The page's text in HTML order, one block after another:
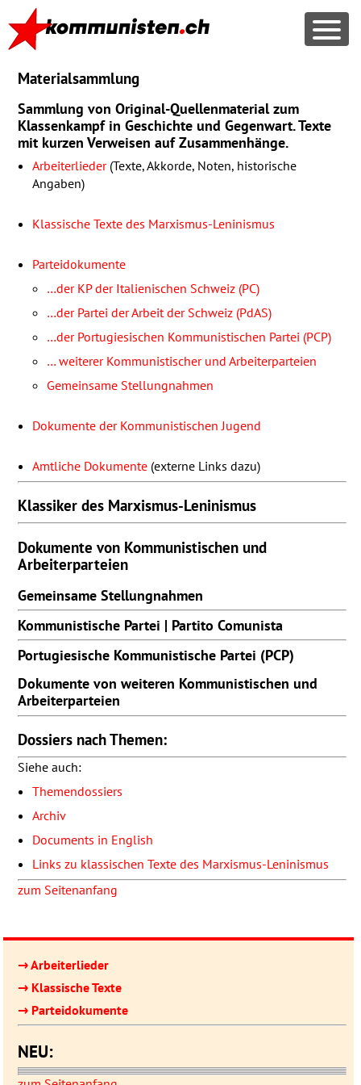
Materialsammlung
Sammlung von Original-Quellenmaterial zum
Klassenkampf in Geschichte und Gegenwart. Texte
mit kurzen Verweisen auf Zusammenhänge.
Arbeiterlieder(Texte, Akkorde, Noten, historische
Angaben)
Klassische Texte des Marxismus-Leninismus
Parteidokumente
…der KP der Italienischen Schweiz (PC)
…der Partei der Arbeit der Schweiz (PdAS)
…der Portugiesischen Kommunistischen Partei (PCP)
… weiterer Kommunistischer und Arbeiterparteien
Gemeinsame Stellungnahmen
Dokumente der Kommunistischen Jugend
Amtliche Dokumente(externe Links dazu)
Klassiker des Marxismus-Leninismus
Dokumente von Kommunistischen und
Arbeiterparteien
Gemeinsame Stellungnahmen
Kommunistische Partei | Partito Comunista
Portugiesische Kommunistische Partei (PCP)
Dokumente von weiteren Kommunistischen und
Arbeiterparteien
Dossiers nach Themen:
Siehe auch:
Themendossiers
Archiv
Documents in English
Links zu klassischen Texte des Marxismus-Leninismus
zum Seitenanfang
→ Arbeiterlieder
→ Klassische Texte
→ Parteidokumente
NEU: